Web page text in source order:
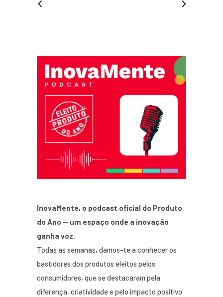
InovaMente, o podcast oficial do Produto
do Ano — um espaço onde a inovação
ganha voz.
Todas as semanas, damos-te a conhecer os
bastidores dos produtos eleitos pelos
consumidores, que se destacaram pela
diferença, criatividade e pelo impacto positivo